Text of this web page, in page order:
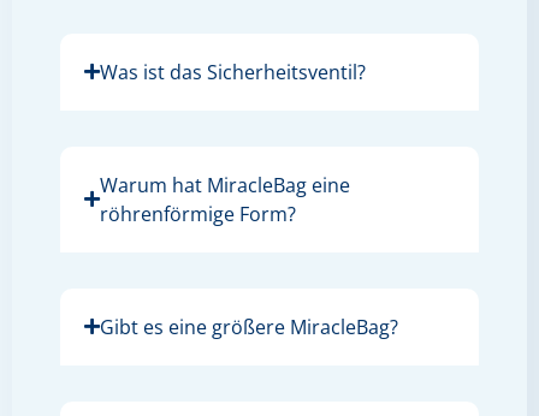
Was ist das Sicherheitsventil?
Warum hat MiracleBag eine
röhrenförmige Form?
Gibt es eine größere MiracleBag?